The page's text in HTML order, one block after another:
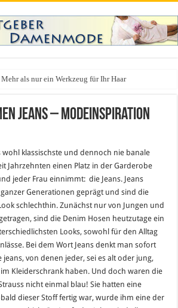
als nur ein Werkzeug für Ihr Haar
Festival an? Dein ultimativer Styleguide für die
Jeans – Modeinspiration
wohl klassischste und dennoch nie banale
Jahrzehnten einen Platz in der Garderobe
jeder Frau einnimmt: die Jeans. Jeans
Generationen geprägt und sind die
schlechthin. Zunächst nur von Jungen und
sind die Denim Hosen heutzutage ein
Looks, sowohl für den Alltag
Bei dem Wort Jeans denkt man sofort
von denen jeder, sei es alt oder jung,
Kleiderschrank haben. Und doch waren die
nicht einmal blau! Sie hatten eine
dieser Stoff fertig war, wurde ihm eine der